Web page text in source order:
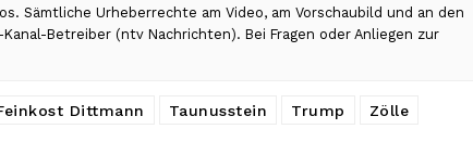
Sämtliche Urheberrechte am Video, am Vorschaubild und an den
Betreiber (ntv Nachrichten). Bei Fragen oder Anliegen zur
Dittmann Taunusstein Trump Zölle